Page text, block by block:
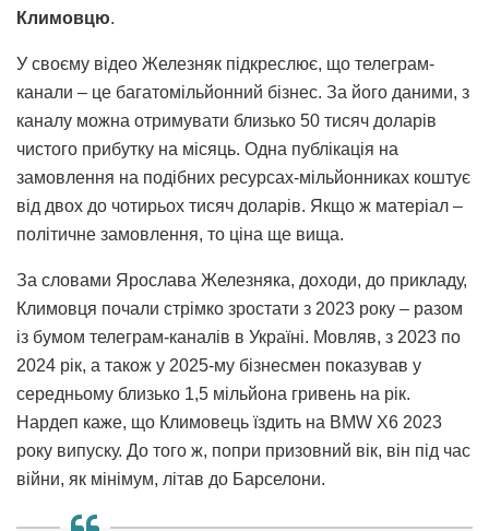
Климовцю.
У своєму відео Железняк підкреслює, що телеграм-
канали – це багатомільйонний бізнес. За його даними, з
каналу можна отримувати близько 50 тисяч доларів
чистого прибутку на місяць. Одна публікація на
замовлення на подібних ресурсах-мільйонниках коштує
від двох до чотирьох тисяч доларів. Якщо ж матеріал –
політичне замовлення, то ціна ще вища.
За словами Ярослава Железняка, доходи, до прикладу,
Климовця почали стрімко зростати з 2023 року – разом
із бумом телеграм-каналів в Україні. Мовляв, з 2023 по
2024 рік, а також у 2025-му бізнесмен показував у
середньому близько 1,5 мільйона гривень на рік.
Нардеп каже, що Климовець їздить на BMW X6 2023
року випуску. До того ж, попри призовний вік, він під час
війни, як мінімум, літав до Барселони.